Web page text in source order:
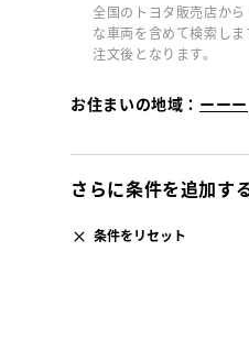
全国のトヨタ販売店か
な車両を含めて検索し
注文後となります。
お住まいの地域： ーーー
さらに条件を追加す
条件をリセット